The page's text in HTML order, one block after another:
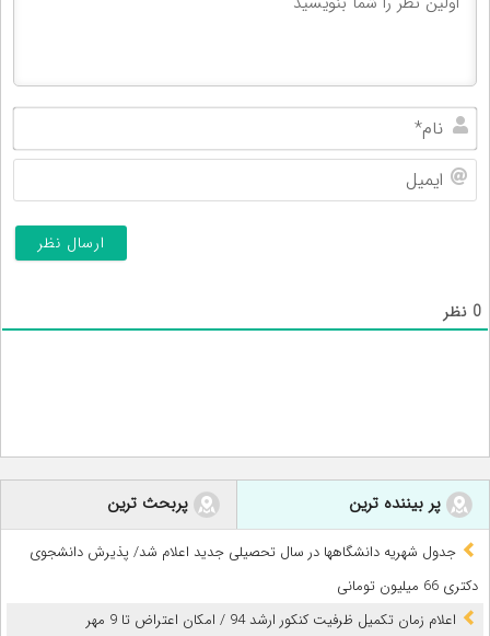
0 نظر
پر بیننده ترین پربحث ترین
جدول شهریه دانشگاهها در سال تحصیلی جدید اعلام شد/ پذیرش دانشجوی
دکتری 66 میلیون تومانی
اعلام زمان تکمیل ظرفیت کنکور ارشد 94 / امکان اعتراض تا 9 مهر